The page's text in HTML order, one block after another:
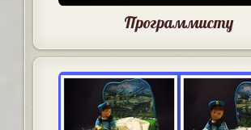
Программисту